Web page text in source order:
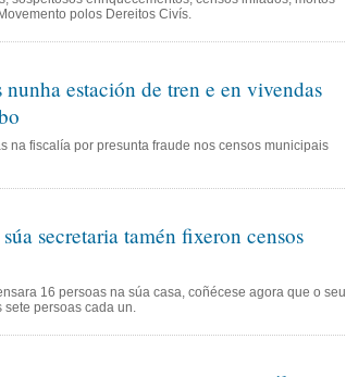
polos Dereitos Civís.
estación de tren e en vivendas
na fiscalía por presunta fraude nos censos municipais
secretaria tamén fixeron censos
16 persoas na súa casa, coñécese agora que o seu
persoas cada un.